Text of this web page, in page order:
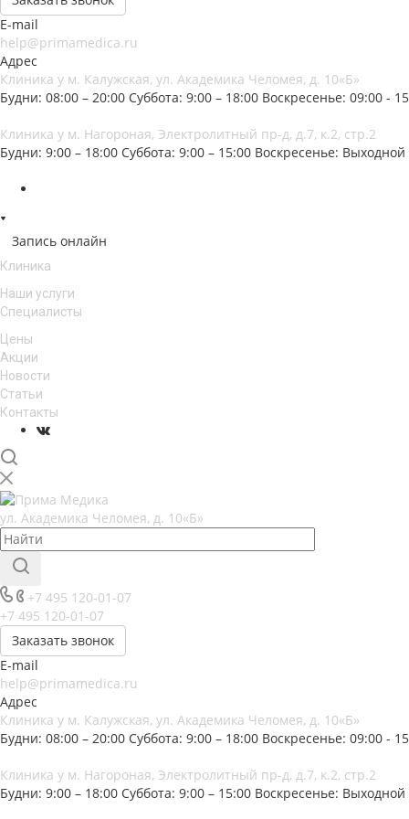
E-mail
help@primamedica.ru
Адрес
Клиника у м. Калужская, ул. Академика Челомея, д. 10«Б»
Будни: 08:00 – 20:00 Суббота: 9:00 – 18:00 Воскресенье: 09:00 -
Клиника у м. Нагороная, Электролитный пр-д, д.7, к.2, стр.2
Будни: 9:00 – 18:00 Суббота: 9:00 – 15:00 Воскресенье: Выходной
Запись онлайн
Клиника
Наши услуги
Специалисты
Цены
Акции
Новости
Статьи
Контакты
ул. Академика Челомея, д. 10«Б»
+7 495 120-01-07
+7 495 120-01-07
Заказать звонок
E-mail
help@primamedica.ru
Адрес
Клиника у м. Калужская, ул. Академика Челомея, д. 10«Б»
Будни: 08:00 – 20:00 Суббота: 9:00 – 18:00 Воскресенье: 09:00 -
Клиника у м. Нагороная, Электролитный пр-д, д.7, к.2, стр.2
Будни: 9:00 – 18:00 Суббота: 9:00 – 15:00 Воскресенье: Выходной